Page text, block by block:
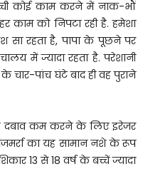
कोई काम करने में नाक-भौं
काम को निपटा रही है. हमेशा
सा रहता है, पापा के पूछने पर
में ज्यादा रहता है. परेशानी
पांच घंटे बाद ही वह पुराने
दबाव कम करने के लिए इरेजर
का यह सामान नशे के रूप
13 से 18 वर्ष के बच्चें ज्यादा